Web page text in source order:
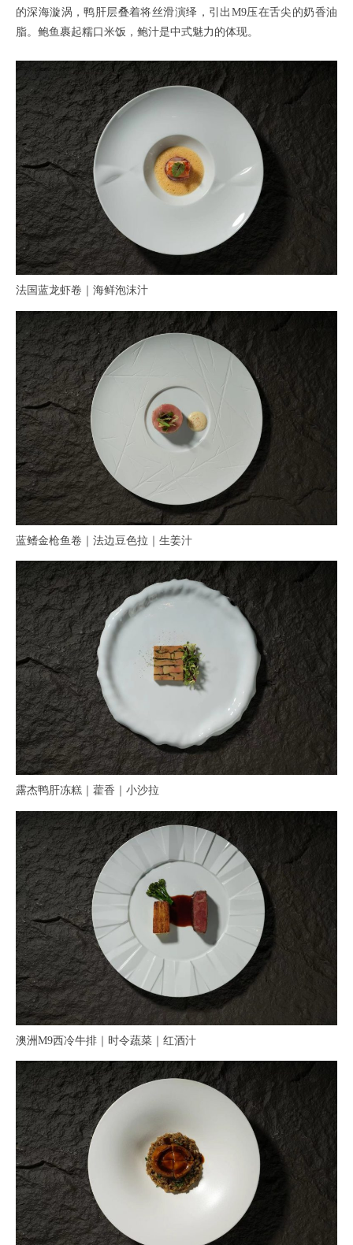
的深海漩涡，鸭肝层叠着将丝滑演绎，引出M9压在舌尖的奶香油
脂。鲍鱼裹起糯口米饭，鲍汁是中式魅力的体现。
法国蓝龙虾卷｜海鲜泡沫汁
蓝鳍金枪鱼卷｜法边豆色拉｜生姜汁
露杰鸭肝冻糕｜藿香｜小沙拉
澳洲M9西冷牛排｜时令蔬菜｜红酒汁